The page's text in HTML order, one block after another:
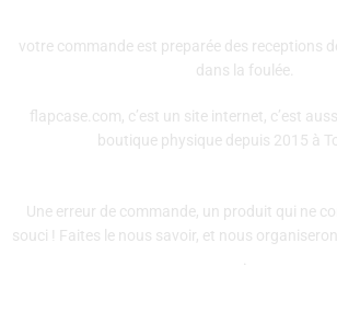
votre commande est preparée des receptions
dans la foulée.
flapcase.com, c’est un site internet, c’est
boutique physique depuis 2015 à
Une erreur de commande, un produit qui ne
souci ! Faites le nous savoir, et nous